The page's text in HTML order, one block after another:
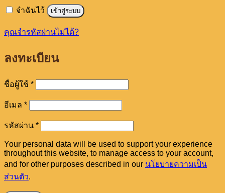
จำฉันไว้ เข้าสู่ระบบ
คุณจำรหัสผ่านไม่ได้?
ลงทะเบียน
ชื่อผู้ใช้ *ต้องการ
อีเมล *ต้องการ
รหัสผ่าน *ต้องการ
Your personal data will be used to support your experience
throughout this website, to manage access to your account,
and for other purposes described in our นโยบายความเป็น
ส่วนตัว.